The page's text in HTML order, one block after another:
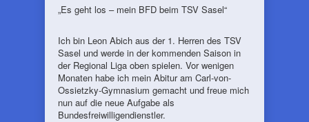
„Es geht los – mein BFD beim TSV Sasel“
Ich bin Leon Abich aus der 1. Herren des TSV
Sasel und werde in der kommenden Saison in
der Regional Liga oben spielen. Vor wenigen
Monaten habe ich mein Abitur am Carl-von-
Ossietzky-Gymnasium gemacht und freue mich
nun auf die neue Aufgabe als
Bundesfreiwilligendienstler.